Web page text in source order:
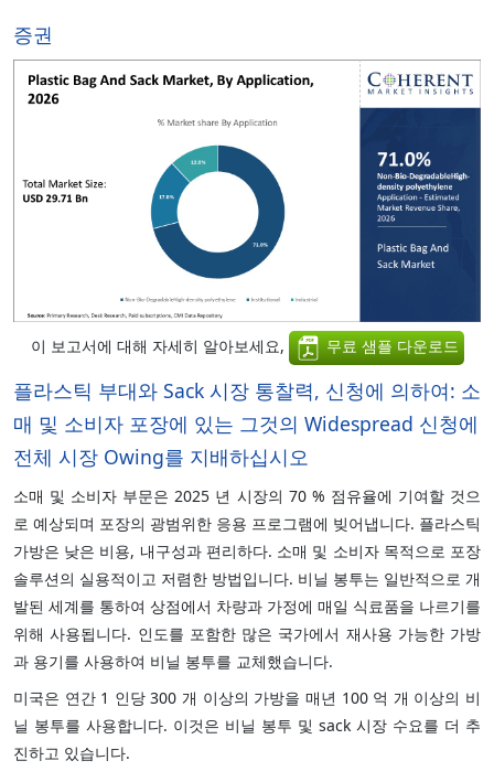
증권
이 보고서에 대해 자세히 알아보세요, 무료 샘플 다운로드
플라스틱 부대와 Sack 시장 통찰력, 신청에 의하여: 소
매 및 소비자 포장에 있는 그것의 Widespread 신청에
전체 시장 Owing를 지배하십시오
소매 및 소비자 부문은 2025 년 시장의 70 % 점유율에 기여할 것으
로 예상되며 포장의 광범위한 응용 프로그램에 빚어냅니다. 플라스틱
가방은 낮은 비용, 내구성과 편리하다. 소매 및 소비자 목적으로 포장
솔루션의 실용적이고 저렴한 방법입니다. 비닐 봉투는 일반적으로 개
발된 세계를 통하여 상점에서 차량과 가정에 매일 식료품을 나르기를
위해 사용됩니다. 인도를 포함한 많은 국가에서 재사용 가능한 가방
과 용기를 사용하여 비닐 봉투를 교체했습니다.
미국은 연간 1 인당 300 개 이상의 가방을 매년 100 억 개 이상의 비
닐 봉투를 사용합니다. 이것은 비닐 봉투 및 sack 시장 수요를 더 추
진하고 있습니다.